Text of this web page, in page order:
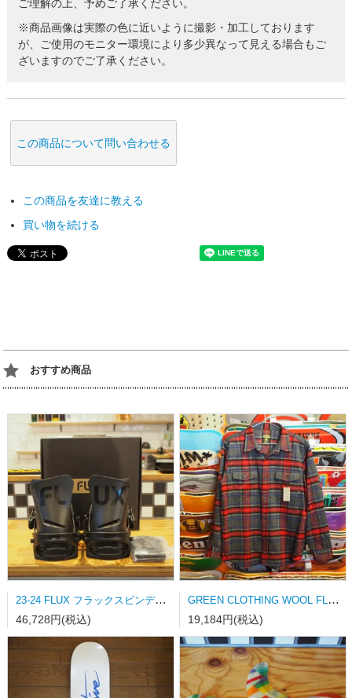
ご理解の上、予めご了承ください。
※商品画像は実際の色に近いように撮影・加工しております
が、ご使用のモニター環境により多少異なって見える場合もご
ざいますのでご了承ください。
この商品について問い合わせる
この商品を友達に教える
買い物を続ける
おすすめ商品
23-24 FLUX フラックスビンディング DS-LTD MATT BLACK Mサイズ
46,728円(税込)
GREEN CLOTHING WOOL FLANNEL SHRAT Lサイズ
19,184円(税込)